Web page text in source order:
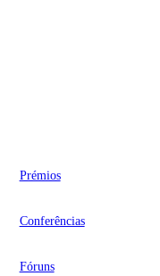
Prémios
Conferências
Fóruns